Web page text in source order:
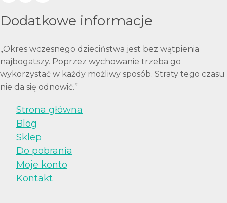
Dodatkowe informacje
„Okres wczesnego dzieciństwa jest bez wątpienia
najbogatszy. Poprzez wychowanie trzeba go
wykorzystać w każdy możliwy sposób. Straty tego czasu
nie da się odnowić.”
Strona główna
Blog
Sklep
Do pobrania
Moje konto
Kontakt